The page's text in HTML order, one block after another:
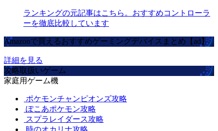
ランキングの元記事はこちら。おすすめコントローラ
ーを徹底比較しています
Amazonで買えるおすすめゲーミングデバイスまとめ【ad】
詳細を見る
攻略取扱いゲーム
家庭用ゲーム機
ポケモンチャンピオンズ攻略
ぽこあポケモン攻略
スプラレイダース攻略